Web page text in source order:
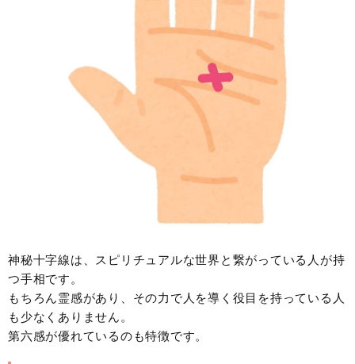
神秘十字線は、スピリチュアルな世界と繋がっている人が持
つ手相です。
もちろん霊感があり、その力で人を導く役目を持っている人
も少なくありません。
第六感が優れているのも特徴です。